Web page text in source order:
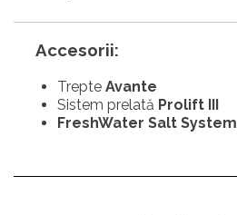
Accesorii:
Trepte Avante
Sistem prelată Prolift III
FreshWater Salt System